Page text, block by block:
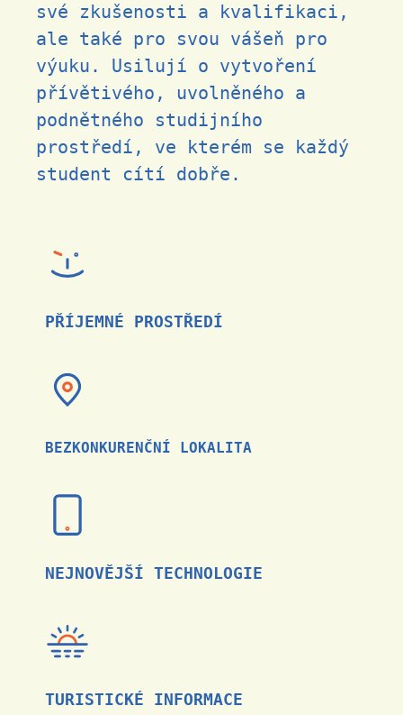
své zkušenosti a kvalifikaci,
ale také pro svou vášeň pro
výuku. Usilují o vytvoření
přívětivého, uvolněného a
podnětného studijního
prostředí, ve kterém se každý
student cítí dobře.
PŘÍJEMNÉ PROSTŘEDÍ
BEZKONKURENČNÍ LOKALITA
NEJNOVĚJŠÍ TECHNOLOGIE
TURISTICKÉ INFORMACE